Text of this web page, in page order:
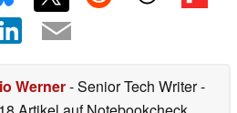
Werner- Senior Tech Writer-